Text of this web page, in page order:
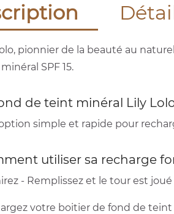
pionnier de la beauté au
SPF 15.
de teint minéral Lily
simple et rapide pour
utiliser sa recharge
- Remplissez et le tour est joué
votre boitier de fond de